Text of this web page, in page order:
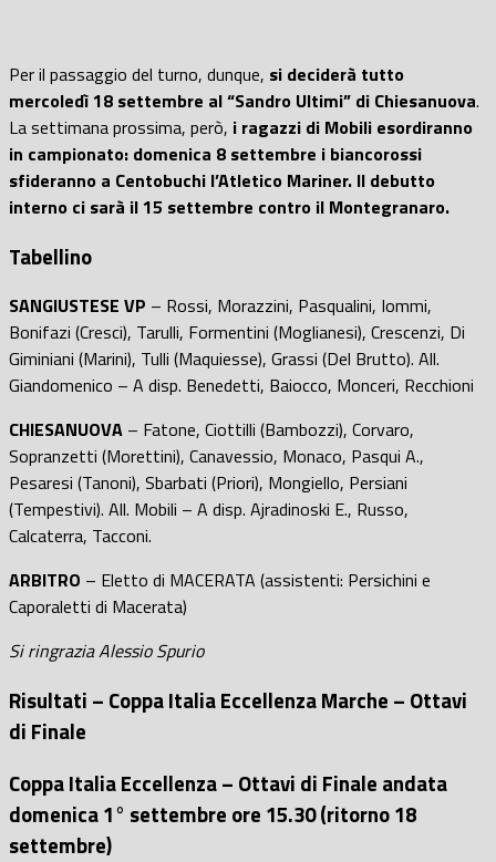
Per il passaggio del turno, dunque, si deciderà tutto
mercoledì 18 settembre al “Sandro Ultimi” di Chiesanuova.
La settimana prossima, però, i ragazzi di Mobili esordiranno
in campionato: domenica 8 settembre i biancorossi
sfideranno a Centobuchi l’Atletico Mariner. Il debutto
interno ci sarà il 15 settembre contro il Montegranaro.
Tabellino
SANGIUSTESE VP – Rossi, Morazzini, Pasqualini, Iommi,
Bonifazi (Cresci), Tarulli, Formentini (Moglianesi), Crescenzi, Di
Giminiani (Marini), Tulli (Maquiesse), Grassi (Del Brutto). All.
Giandomenico – A disp. Benedetti, Baiocco, Monceri, Recchioni
CHIESANUOVA – Fatone, Ciottilli (Bambozzi), Corvaro,
Sopranzetti (Morettini), Canavessio, Monaco, Pasqui A.,
Pesaresi (Tanoni), Sbarbati (Priori), Mongiello, Persiani
(Tempestivi). All. Mobili – A disp. Ajradinoski E., Russo,
Calcaterra, Tacconi.
ARBITRO – Eletto di MACERATA (assistenti: Persichini e
Caporaletti di Macerata)
Si ringrazia Alessio Spurio
Risultati – Coppa Italia Eccellenza Marche – Ottavi
di Finale
Coppa Italia Eccellenza – Ottavi di Finale andata
domenica 1° settembre ore 15.30 (ritorno 18
settembre)